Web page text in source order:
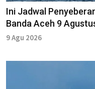
Ini Jadwal
Banda Aceh 9
9 Agu 2026